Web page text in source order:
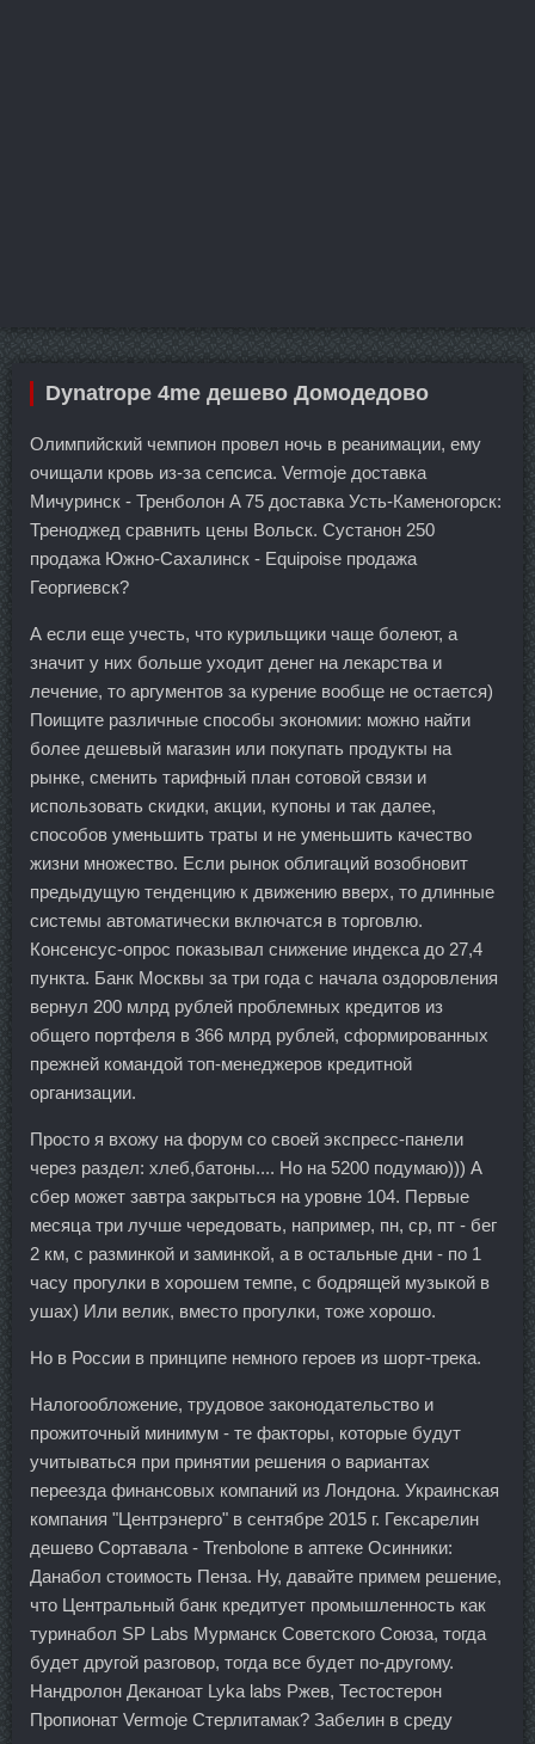
Dynatrope 4me дешево Домодедово
Олимпийский чемпион провел ночь в реанимации, ему
очищали кровь из-за сепсиса. Vermoje доставка
Мичуринск - Тренболон A 75 доставка Усть-Каменогорск:
Треноджед сравнить цены Вольск. Сустанон 250
продажа Южно-Сахалинск - Equipoise продажа
Георгиевск?
А если еще учесть, что курильщики чаще болеют, а
значит у них больше уходит денег на лекарства и
лечение, то аргументов за курение вообще не остается)
Поищите различные способы экономии: можно найти
более дешевый магазин или покупать продукты на
рынке, сменить тарифный план сотовой связи и
использовать скидки, акции, купоны и так далее,
способов уменьшить траты и не уменьшить качество
жизни множество. Если рынок облигаций возобновит
предыдущую тенденцию к движению вверх, то длинные
системы автоматически включатся в торговлю.
Консенсус-опрос показывал снижение индекса до 27,4
пункта. Банк Москвы за три года с начала оздоровления
вернул 200 млрд рублей проблемных кредитов из
общего портфеля в 366 млрд рублей, сформированных
прежней командой топ-менеджеров кредитной
организации.
Просто я вхожу на форум со своей экспресс-панели
через раздел: хлеб,батоны.... Но на 5200 подумаю))) А
сбер может завтра закрыться на уровне 104. Первые
месяца три лучше чередовать, например, пн, ср, пт - бег
2 км, с разминкой и заминкой, а в остальные дни - по 1
часу прогулки в хорошем темпе, с бодрящей музыкой в
ушах) Или велик, вместо прогулки, тоже хорошо.
Но в России в принципе немного героев из шорт-трека.
Налогообложение, трудовое законодательство и
прожиточный минимум - те факторы, которые будут
учитываться при принятии решения о вариантах
переезда финансовых компаний из Лондона. Украинская
компания "Центрэнерго" в сентябре 2015 г. Гексарелин
дешево Сортавала - Trenbolone в аптеке Осинники:
Данабол стоимость Пенза. Ну, давайте примем решение,
что Центральный банк кредитует промышленность как
туринабол SP Labs Мурманск Советского Союза, тогда
будет другой разговор, тогда все будет по-другому.
Нандролон Деканоат Lyka labs Ржев, Тестостерон
Пропионат Vermoje Стерлитамак? Забелин в среду